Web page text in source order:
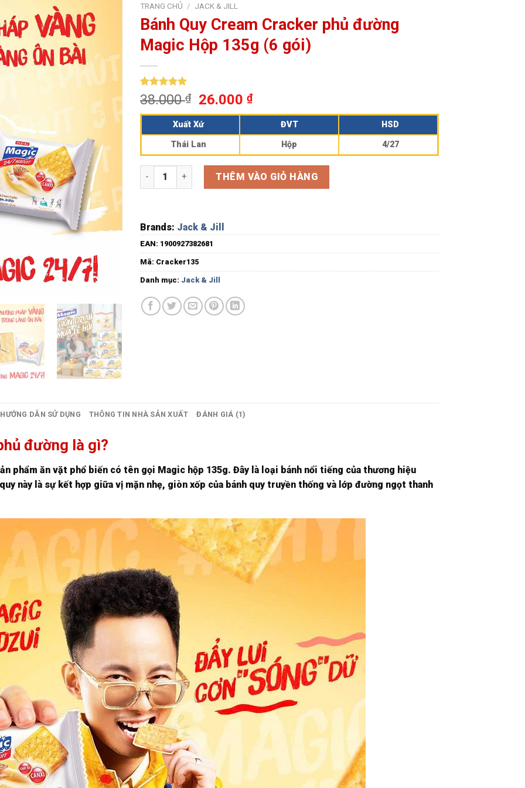
TRANG CHỦ / JACK & JILL
Bánh Quy Cream Cracker phủ đường
Magic Hộp 135g (6 gói)
5.00 trên 5
dựa trên
1
đánh giá
38.000₫ 26.000₫
Xuất Xứ ĐVT
HSD
Thái Lan
Hộp 4/27
Bánh Quy Cream Cracker phủ đường Magic Hộp 135g (6 gói) số lượng
THÊM VÀO GIỎ HÀNG
Brands: Jack & Jill
EAN: 1900927382681
Mã: Cracker135
Danh mục: Jack & Jill
HƯỚNG DẪN SỬ DỤNG THÔNG TIN NHÀ SẢN XUẤT ĐÁNH GIÁ (1)
đường là gì?
phẩm ăn vặt phổ biến có tên gọi Magic hộp 135g. Đây là loại bánh nổi tiếng của thương hiệu
này là sự kết hợp giữa vị mặn nhẹ, giòn xốp của bánh quy truyền thống và lớp đường ngọt thanh